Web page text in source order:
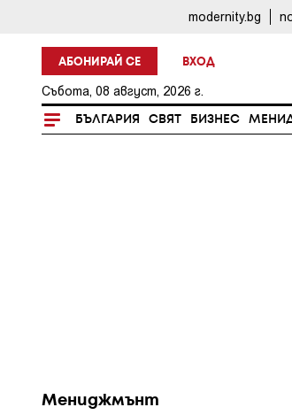
modernity.bg
АБОНИРАЙ СЕ ВХОД
Събота, 08 август, 2026 г.
БЪЛГАРИЯ СВЯТ БИЗНЕС
Мениджмънт